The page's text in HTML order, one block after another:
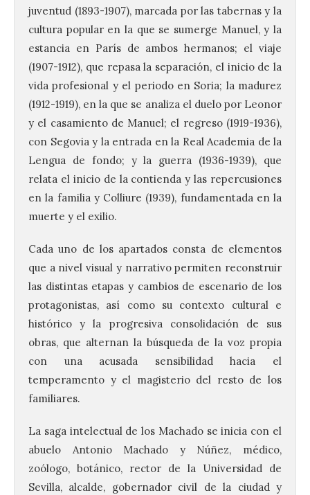
juventud (1893-1907), marcada por las tabernas y la
cultura popular en la que se sumerge Manuel, y la
estancia en París de ambos hermanos; el viaje
(1907-1912), que repasa la separación, el inicio de la
vida profesional y el periodo en Soria; la madurez
(1912-1919), en la que se analiza el duelo por Leonor
y el casamiento de Manuel; el regreso (1919-1936),
con Segovia y la entrada en la Real Academia de la
Lengua de fondo; y la guerra (1936-1939), que
relata el inicio de la contienda y las repercusiones
en la familia y Colliure (1939), fundamentada en la
muerte y el exilio.
Cada uno de los apartados consta de elementos
que a nivel visual y narrativo permiten reconstruir
las distintas etapas y cambios de escenario de los
protagonistas, así como su contexto cultural e
histórico y la progresiva consolidación de sus
obras, que alternan la búsqueda de la voz propia
con una acusada sensibilidad hacia el
temperamento y el magisterio del resto de los
familiares.
La saga intelectual de los Machado se inicia con el
abuelo Antonio Machado y Núñez, médico,
zoólogo, botánico, rector de la Universidad de
Sevilla, alcalde, gobernador civil de la ciudad y